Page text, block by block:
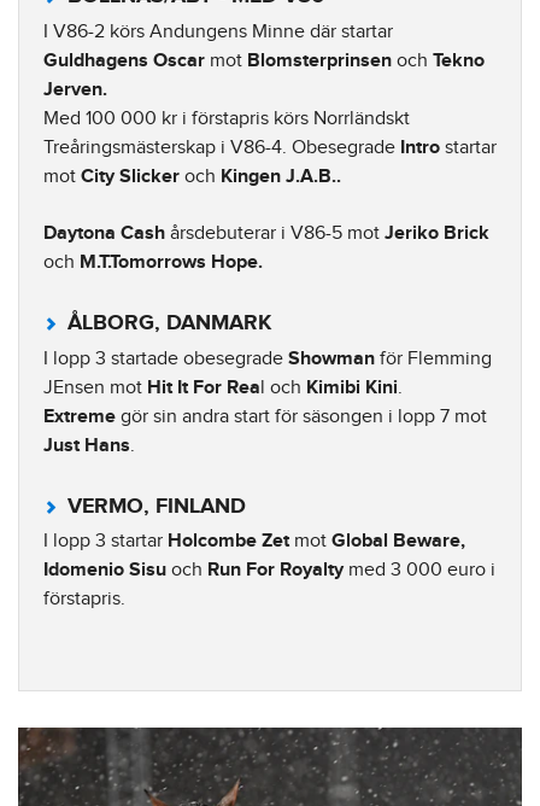
I V86-2 körs Andungens Minne där startar
Guldhagens Oscar mot Blomsterprinsen och Tekno
Jerven.
Med 100 000 kr i förstapris körs Norrländskt
Treåringsmästerskap i V86-4. Obesegrade Intro startar
mot City Slicker och Kingen J.A.B..
Daytona Cash årsdebuterar i V86-5 mot Jeriko Brick
och M.T.Tomorrows Hope.
ÅLBORG, DANMARK
I lopp 3 startade obesegrade Showman för Flemming
JEnsen mot Hit It For Real och Kimibi Kini.
Extreme gör sin andra start för säsongen i lopp 7 mot
Just Hans.
VERMO, FINLAND
I lopp 3 startar Holcombe Zetmot Global Beware,
Idomenio Sisu och Run For Royalty med 3 000 euro i
förstapris.